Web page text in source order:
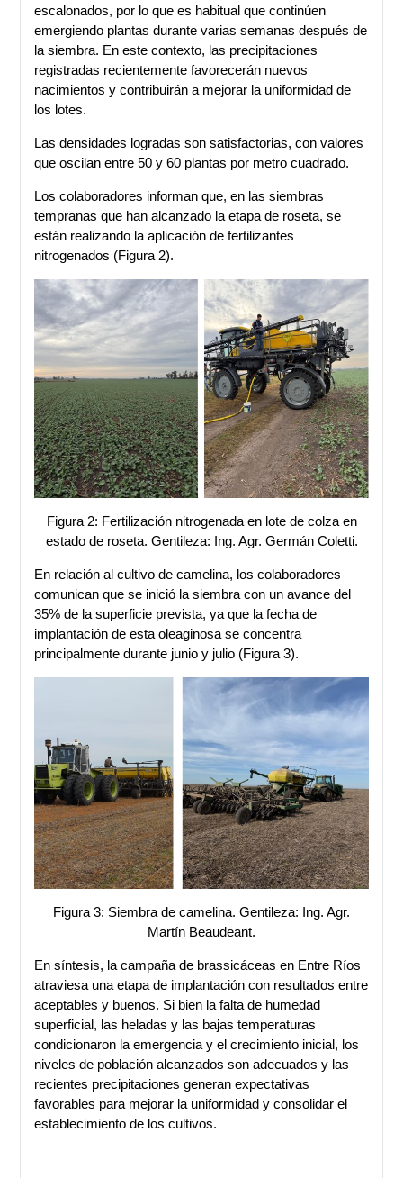
escalonados, por lo que es habitual que continúen
emergiendo plantas durante varias semanas después de
la siembra. En este contexto, las precipitaciones
registradas recientemente favorecerán nuevos
nacimientos y contribuirán a mejorar la uniformidad de
los lotes.
Las densidades logradas son satisfactorias, con valores
que oscilan entre 50 y 60 plantas por metro cuadrado.
Los colaboradores informan que, en las siembras
tempranas que han alcanzado la etapa de roseta, se
están realizando la aplicación de fertilizantes
nitrogenados (Figura 2).
Figura 2: Fertilización nitrogenada en lote de colza en
estado de roseta. Gentileza: Ing. Agr. Germán Coletti.
En relación al cultivo de camelina, los colaboradores
comunican que se inició la siembra con un avance del
35% de la superficie prevista, ya que la fecha de
implantación de esta oleaginosa se concentra
principalmente durante junio y julio (Figura 3).
Figura 3: Siembra de camelina. Gentileza: Ing. Agr.
Martín Beaudeant.
En síntesis, la campaña de brassicáceas en Entre Ríos
atraviesa una etapa de implantación con resultados entre
aceptables y buenos. Si bien la falta de humedad
superficial, las heladas y las bajas temperaturas
condicionaron la emergencia y el crecimiento inicial, los
niveles de población alcanzados son adecuados y las
recientes precipitaciones generan expectativas
favorables para mejorar la uniformidad y consolidar el
establecimiento de los cultivos.